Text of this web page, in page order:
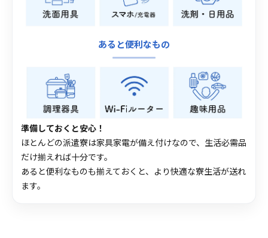
あると便利なもの
準備しておくと安心！
ほとんどの派遣寮は家具家電が備え付けなので、生活必需品
だけ揃えれば十分です。
あると便利なものも揃えておくと、より快適な寮生活が送れ
ます。